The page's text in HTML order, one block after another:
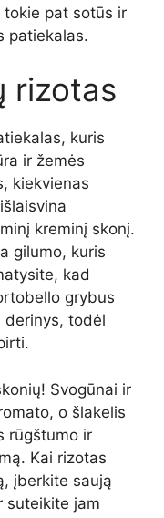
pat sotūs ir
patiekalas.
rizotas
kuris
ir žemės
kiekvienas
kreminį skonį.
gilumo, kuris
kad
grybus
derinys, todėl
Svogūnai ir
o šlakelis
rūgštumo ir
Kai rizotas
įberkite saują
suteikite jam